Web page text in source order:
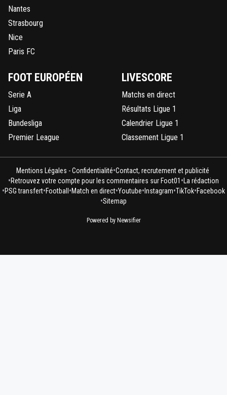
Nantes
Strasbourg
Nice
Paris FC
FOOT EUROPÉEN
Serie A
Liga
Bundesliga
Premier League
LIVESCORE
Matchs en direct
Résultats Ligue 1
Calendrier Ligue 1
Classement Ligue 1
Mentions Légales - Confidentialité•Contact, recrutement et publicité
•Retrouvez votre compte pour les commentaires sur Foot01 • La rédaction
•PSG transfert•Football •Match en direct•Youtube• Instagram•TikTok•Facebook
•Sitemap
Powered by Newsifier